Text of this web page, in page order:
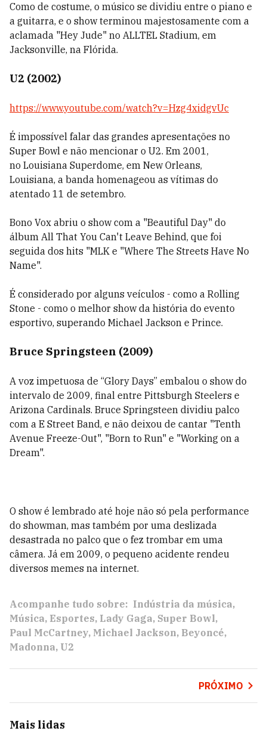
Como de costume, o músico se dividiu entre o piano e
a guitarra, e o show terminou majestosamente com a
aclamada "Hey Jude" no ALLTEL Stadium, em
Jacksonville, na Flórida.
U2 (2002)
https://www.youtube.com/watch?v=Hzg4xidgvUc
É impossível falar das grandes apresentações no
Super Bowl e não mencionar o U2. Em 2001,
no Louisiana Superdome, em New Orleans,
Louisiana, a banda homenageou as vítimas do
atentado 11 de setembro.
Bono Vox abriu o show com a "Beautiful Day" do
álbum All That You Can't Leave Behind, que foi
seguida dos hits "MLK e "Where The Streets Have No
Name".
É considerado por alguns veículos - como a Rolling
Stone - como o melhor show da história do evento
esportivo, superando Michael Jackson e Prince.
Bruce Springsteen (2009)
A voz impetuosa de “Glory Days” embalou o show do
intervalo de 2009, final entre Pittsburgh Steelers e
Arizona Cardinals. Bruce Springsteen dividiu palco
com a E Street Band, e não deixou de cantar "Tenth
Avenue Freeze-Out", "Born to Run" e "Working on a
Dream".
O show é lembrado até hoje não só pela performance
do showman, mas também por uma deslizada
desastrada no palco que o fez trombar em uma
câmera. Já em 2009, o pequeno acidente rendeu
diversos memes na internet.
Acompanhe tudo sobre: Indústria da música
Música Esportes Lady Gaga Super Bowl
Paul McCartney Michael Jackson Beyoncé
Madonna U2
PRÓXIMO
Mais lidas